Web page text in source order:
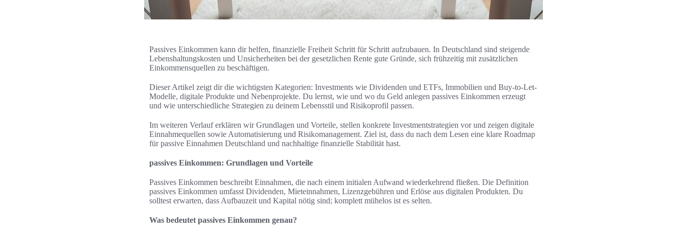
Passives Einkommen kann dir helfen, finanzielle Freiheit Schritt für Schritt aufzubauen. In Deutschland sind steigende
Lebenshaltungskosten und Unsicherheiten bei der gesetzlichen Rente gute Gründe, sich frühzeitig mit zusätzlichen
Einkommensquellen zu beschäftigen.
Dieser Artikel zeigt dir die wichtigsten Kategorien: Investments wie Dividenden und ETFs, Immobilien und Buy-to-Let-
Modelle, digitale Produkte und Nebenprojekte. Du lernst, wie und wo du Geld anlegen passives Einkommen erzeugt
und wie unterschiedliche Strategien zu deinem Lebensstil und Risikoprofil passen.
Im weiteren Verlauf erklären wir Grundlagen und Vorteile, stellen konkrete Investmentstrategien vor und zeigen digitale
Einnahmequellen sowie Automatisierung und Risikomanagement. Ziel ist, dass du nach dem Lesen eine klare Roadmap
für passive Einnahmen Deutschland und nachhaltige finanzielle Stabilität hast.
passives Einkommen: Grundlagen und Vorteile
Passives Einkommen beschreibt Einnahmen, die nach einem initialen Aufwand wiederkehrend fließen. Die Definition
passives Einkommen umfasst Dividenden, Mieteinnahmen, Lizenzgebühren und Erlöse aus digitalen Produkten. Du
solltest erwarten, dass Aufbauzeit und Kapital nötig sind; komplett mühelos ist es selten.
Was bedeutet passives Einkommen genau?